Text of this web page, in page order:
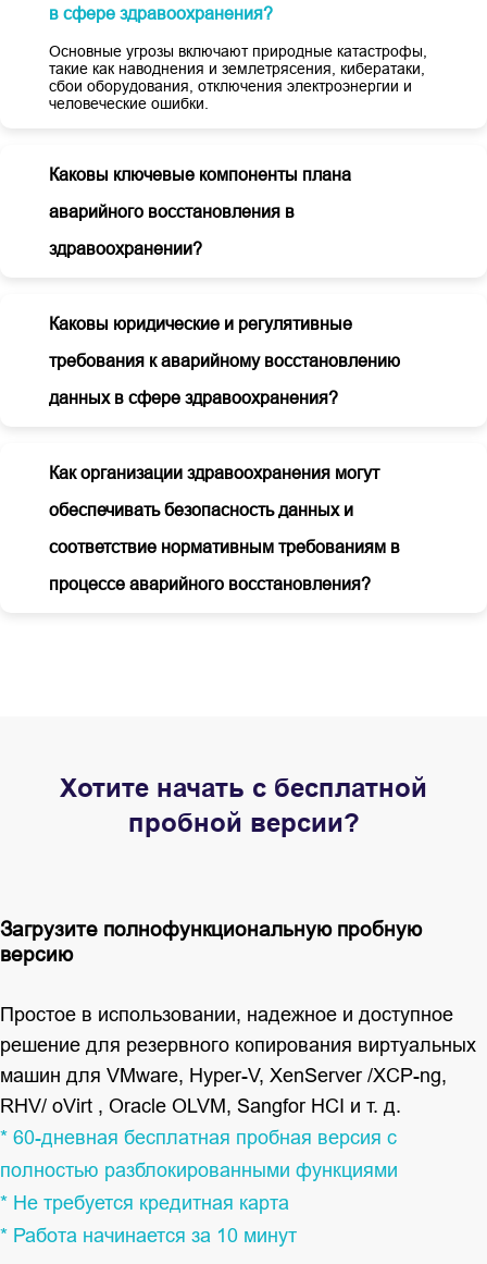
в сфере здравоохранения?
Основные угрозы включают природные катастрофы,
такие как наводнения и землетрясения, кибератаки,
сбои оборудования, отключения электроэнергии и
человеческие ошибки.
Каковы ключевые компоненты плана
аварийного восстановления в
здравоохранении?
Каковы юридические и регулятивные
требования к аварийному восстановлению
данных в сфере здравоохранения?
Как организации здравоохранения могут
обеспечивать безопасность данных и
соответствие нормативным требованиям в
процессе аварийного восстановления?
Хотите начать с бесплатной
пробной версии?
Загрузите полнофункциональную пробную
версию
Простое в использовании, надежное и доступное
решение для резервного копирования виртуальных
машин для VMware, Hyper-V, XenServer /XCP-ng,
RHV/ oVirt , Oracle OLVM, Sangfor HCI и т. д.
* 60-дневная бесплатная пробная версия с
полностью разблокированными функциями
* Не требуется кредитная карта
* Работа начинается за 10 минут